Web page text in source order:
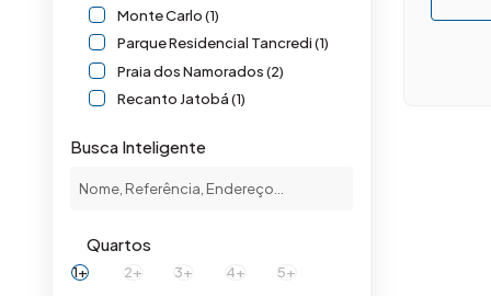
Monte Carlo (1)
Parque Residencial Tancredi (1)
Praia dos Namorados (2)
Recanto Jatobá (1)
São Sebastião (1)
Vila Bertini (1)
Busca Inteligente
Quartos
1+ 2+ 3+ 4+ 5+